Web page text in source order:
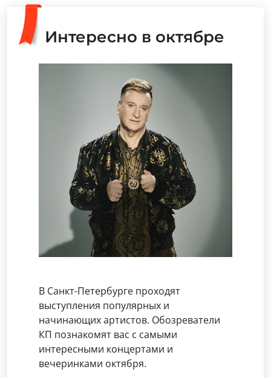
Интересно в октябре
В Санкт-Петербурге проходят
выступления популярных и
начинающих артистов. Обозреватели
КП познакомят вас с самыми
интересными концертами и
вечеринками октября.